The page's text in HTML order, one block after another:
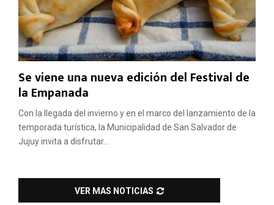
Se viene una nueva edición del Festival de
la Empanada
Con la llegada del invierno y en el marco del lanzamiento de la
temporada turística, la Municipalidad de San Salvador de
Jujuy invita a disfrutar...
VER MAS NOTICIAS